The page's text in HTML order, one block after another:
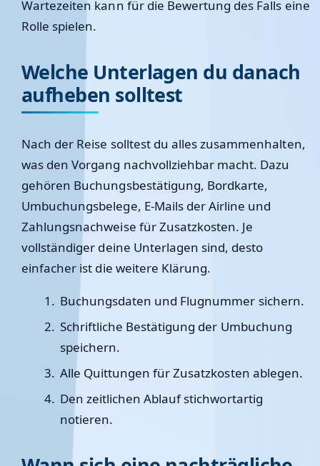
Wartezeiten kann für die Bewertung des Falls eine
Rolle spielen.
Welche Unterlagen du danach
aufheben solltest
Nach der Reise solltest du alles zusammenhalten,
was den Vorgang nachvollziehbar macht. Dazu
gehören Buchungsbestätigung, Bordkarte,
Umbuchungsbelege, E-Mails der Airline und
Zahlungsnachweise für Zusatzkosten. Je
vollständiger deine Unterlagen sind, desto
einfacher ist die weitere Klärung.
Buchungsdaten und Flugnummer sichern.
Schriftliche Bestätigung der Umbuchung
speichern.
Alle Quittungen für Zusatzkosten ablegen.
Den zeitlichen Ablauf stichwortartig
notieren.